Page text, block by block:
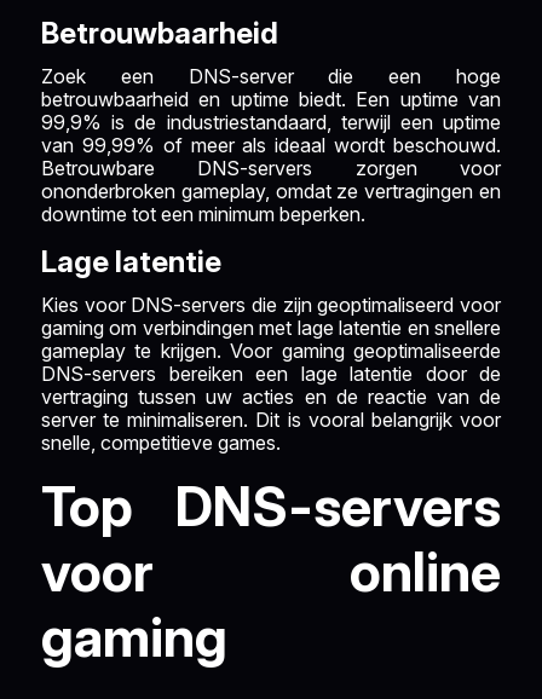
Betrouwbaarheid
Zoek een DNS-server die een hoge
betrouwbaarheid en uptime biedt. Een uptime van
99,9% is de industriestandaard, terwijl een uptime
van 99,99% of meer als ideaal wordt beschouwd.
Betrouwbare DNS-servers zorgen voor
ononderbroken gameplay, omdat ze vertragingen en
downtime tot een minimum beperken.
Lage latentie
Kies voor DNS-servers die zijn geoptimaliseerd voor
gaming om verbindingen met lage latentie en snellere
gameplay te krijgen. Voor gaming geoptimaliseerde
DNS-servers bereiken een lage latentie door de
vertraging tussen uw acties en de reactie van de
server te minimaliseren. Dit is vooral belangrijk voor
snelle, competitieve games.
Top DNS-servers
voor online
gaming